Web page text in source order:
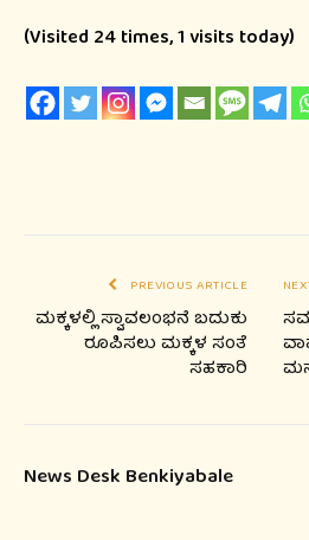
(Visited 24 times, 1 visits today)
PREVIOUS ARTICLE
ಮಕ್ಕಳಲ್ಲಿ ಸ್ವಾವಲಂಭನೆ ಬದುಕು
ರೂಪಿಸಲು ಮಕ್ಕಳ ಸಂತೆ
ಸಹಕಾರಿ
News Desk Benkiyabale